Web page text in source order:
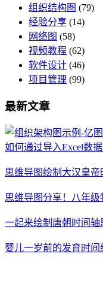
组织结构图 (79)
经验分享 (14)
网络图 (58)
视频教程 (62)
软件设计 (46)
项目管理 (99)
最新文章
如何通过导入Excel数
思维导图绘制大汉皇帝
思维导图分享！八年
一起来绘制唐朝时间轴
婴儿一岁前的发育时间